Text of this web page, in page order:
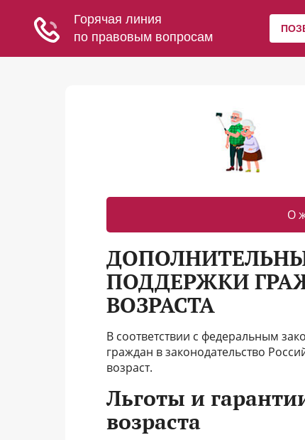
О
ПОДДЕРЖКИ
ВОЗРАСТА
В соответствии с федеральным
граждан в законодательство
возраст.
Льготы и
возраста